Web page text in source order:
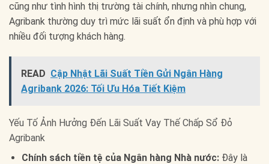
cũng như tình hình thị trường tài chính, nhưng nhìn chung,
Agribank thường duy trì mức lãi suất ổn định và phù hợp với
nhiều đối tượng khách hàng.
READ Cập Nhật Lãi Suất Tiền Gửi Ngân Hàng
Agribank 2026: Tối Ưu Hóa Tiết Kiệm
Yếu Tố Ảnh Hưởng Đến Lãi Suất Vay Thế Chấp Sổ Đỏ
Agribank
Chính sách tiền tệ của Ngân hàng Nhà nước:Đây là